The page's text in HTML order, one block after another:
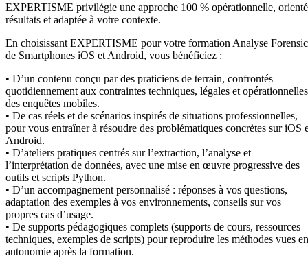
EXPERTISME privilégie une approche 100 % opérationnelle,
résultats et adaptée à votre contexte.
En choisissant EXPERTISME pour votre formation Analyse Forensic
de Smartphones iOS et Android, vous bénéficiez :
• D’un contenu conçu par des praticiens de terrain, confrontés
quotidiennement aux contraintes techniques, légales et opérationnelles
des enquêtes mobiles.
• De cas réels et de scénarios inspirés de situations professionnelles,
pour vous entraîner à résoudre des problématiques concrètes sur iOS
Android.
• D’ateliers pratiques centrés sur l’extraction, l’analyse et
l’interprétation de données, avec une mise en œuvre progressive des
outils et scripts Python.
• D’un accompagnement personnalisé : réponses à vos questions,
adaptation des exemples à vos environnements, conseils sur vos
propres cas d’usage.
• De supports pédagogiques complets (supports de cours, ressources
techniques, exemples de scripts) pour reproduire les méthodes vues en
autonomie après la formation.